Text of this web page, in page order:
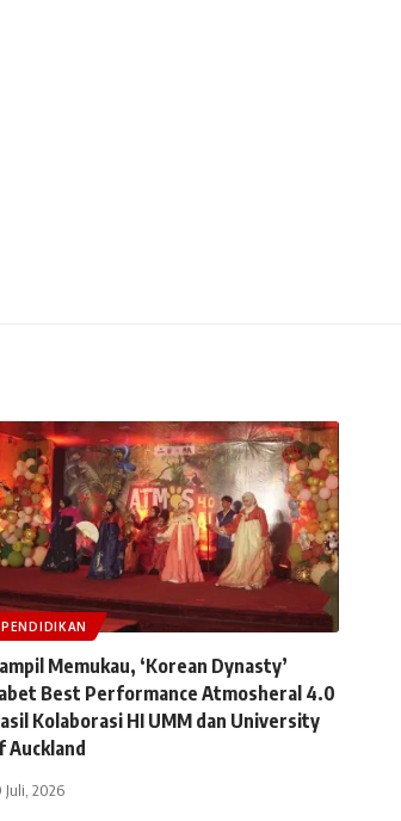
PENDIDIKAN
Memukau, ‘Korean Dynasty’
Best Performance Atmosheral 4.0
Kolaborasi HI UMM dan University
Auckland
Juli, 2026